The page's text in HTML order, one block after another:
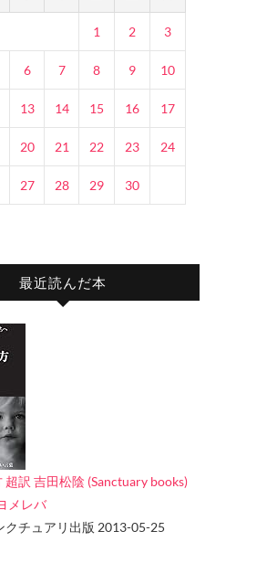
1 2 3
6 7 8 9 10
13 14 15 16 17
20 21 22 23 24
27 28 29
30
最近読んだ本
超訳 吉田松陰 (Sanctuary books)
メレバ
クチュアリ出版 2013-05-25